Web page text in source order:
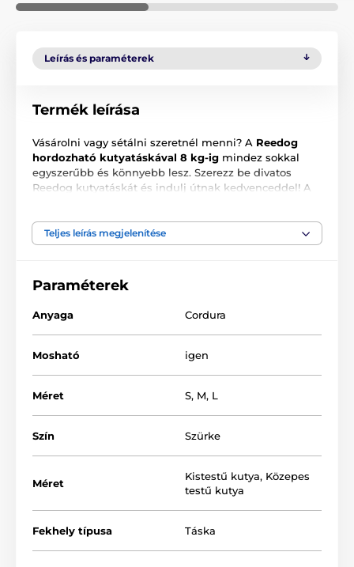
Leírás és paraméterek
Termék leírása
Vásárolni vagy sétálni szeretnél menni? A Reedog
hordozható kutyatáskával 8 kg-ig mindez sokkal
egyszerűbb és könnyebb lesz. Szerezz be divatos
Reedog kutyatáskát és indulj útnak kedvenceddel! A
figyelemmel kísérheti, hogy mi zajlik körülötte. A
termék karbantartása nem igényes. Kiváló minőségű
kedvenced karmolásának.
és színkombinációban is kapható.
Teljes leírás megjelenítése
Paraméterek
Anyaga Cordura
Mosható igen
Méret S, M, L
Szín Szürke
Méret
Kistestű kutya, Közepes
testű kutya
Fekhely típusa Táska